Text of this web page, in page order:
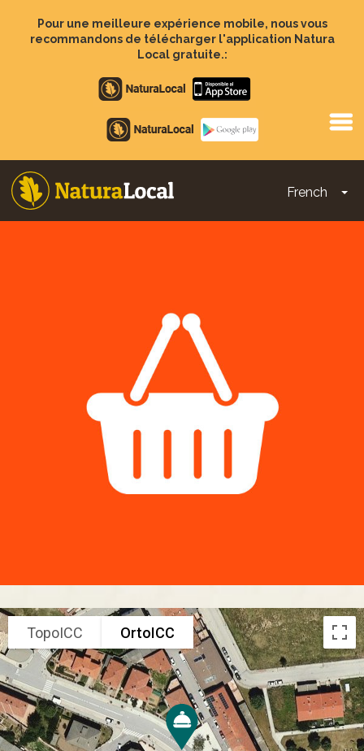
contenu
Pour une meilleure expérience mobile, nous vous
recommandons de télécharger l'application Natura
Local gratuite.:
Apple
store
Google
Play
French
Main
TopoICC OrtoICC